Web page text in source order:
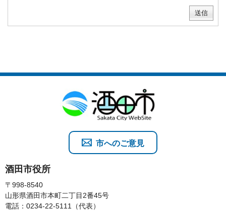
酒田市役所
〒998-8540
山形県酒田市本町二丁目2番45号
電話：0234-22-5111（代表）
市へのご意見